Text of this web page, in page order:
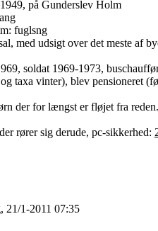
på Gunderslev Holm
fuglsng
med udsigt over det meste af
soldat 1969-1973,
taxa vinter), blev pensioneret
der for længst er fløjet fra reden.
rører sig derude, pc-sikkerhed:
21/1-2011 07:35